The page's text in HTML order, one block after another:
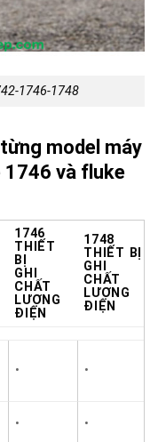
1746-1748
model máy
1746 và fluke
1746
THIẾT
BỊ
GHI
CHẤT
LƯỢNG
ĐIỆN
1748
THIẾT BỊ
GHI
CHẤT
LƯỢNG
ĐIỆN
• •
• •